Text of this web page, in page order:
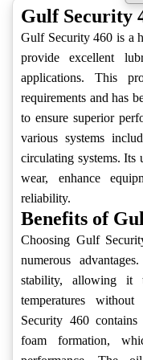
Gulf Security
Gulf Security 460 is a
provide excellent
applications. This
requirements and has
to ensure superior
various systems
circulating systems. Its
wear, enhance
reliability.
Benefits of
Choosing Gulf
numerous
stability, allowing it
temperatures
Security 460
foam formation,